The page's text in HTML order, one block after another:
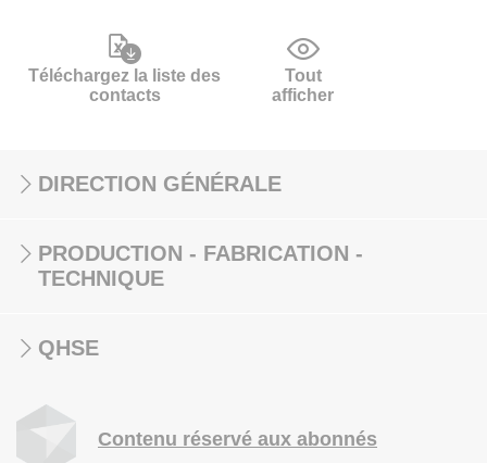
Téléchargez la liste des
contacts
Tout
afficher
DIRECTION GÉNÉRALE
PRODUCTION - FABRICATION -
TECHNIQUE
QHSE
Contenu réservé aux abonnés